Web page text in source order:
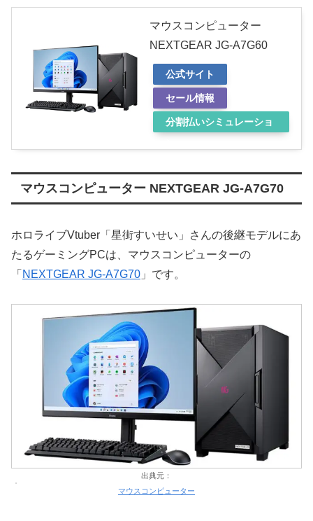
マウスコンピューター
NEXTGEAR JG-A7G60
公式サイト
セール情報
分割払いシミュレーショ
マウスコンピューター NEXTGEAR JG-A7G70
ホロライブVtuber「星街すいせい」さんの後継モデルにあ
たるゲーミングPCは、マウスコンピューターの
「 NEXTGEAR JG-A7G70 」です。
出典元：
マウスコンピューター